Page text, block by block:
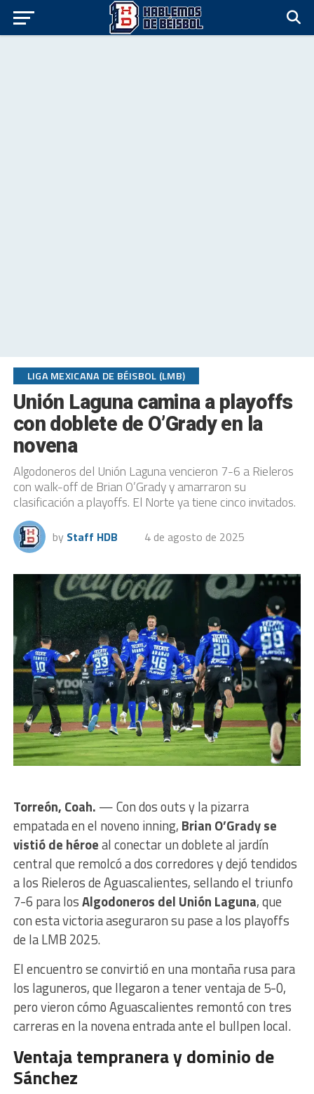
LIGA MEXICANA DE BÉISBOL (LMB)
Unión Laguna camina a playoffs
con doblete de O’Grady en la
novena
Algodoneros del Unión Laguna vencieron 7-6 a Rieleros
con walk-off de Brian O’Grady y amarraron su
clasificación a playoffs. El Norte ya tiene cinco invitados.
by Staff HDB 4 de agosto de 2025
Torreón, Coah. — Con dos outs y la pizarra
empatada en el noveno inning, Brian O’Grady se
vistió de héroeal conectar un doblete al jardín
central que remolcó a dos corredores y dejó tendidos
a los Rieleros de Aguascalientes, sellando el triunfo
7-6 para losAlgodoneros del Unión Laguna, que
con esta victoria aseguraron su pase a los playoffs
de la LMB 2025.
El encuentro se convirtió en una montaña rusa para
los laguneros, que llegaron a tener ventaja de 5-0,
pero vieron cómo Aguascalientes remontó con tres
carreras en la novena entrada ante el bullpen local.
Ventaja tempranera y dominio de
Sánchez